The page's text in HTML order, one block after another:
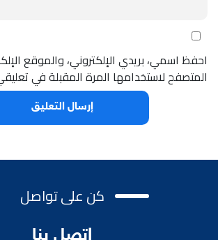
احفظ اسمي، بريدي الإلكتروني، والموقع
المتصفح لاستخدامها المرة المقبلة في
كن على تواصل
اتصل بنا